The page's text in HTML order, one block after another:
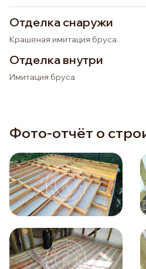
Отделка снаружи
Крашеная имитация бруса
Отделка внутри
Имитация бруса
Фото-отчёт о